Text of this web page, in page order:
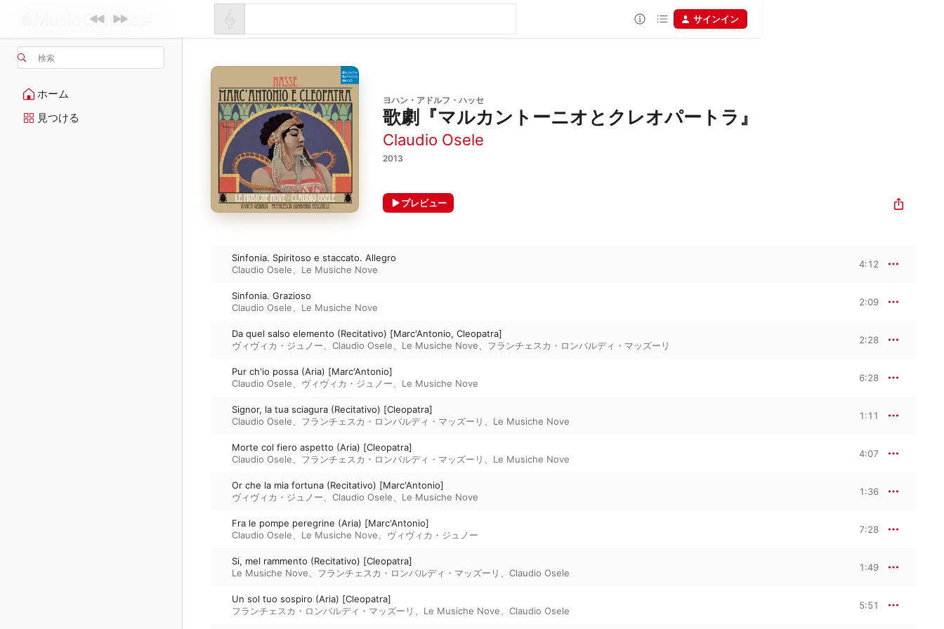
検索
ホーム
見つける
サインイン
ヨハン・アドルフ・ハッセ
歌劇『マルカントーニオとクレオパートラ』
Claudio Osele
2013
プレビュー
Sinfonia. Spiritoso e staccato. Allegro
Claudio Osele
Le Musiche Nove
4:12
Sinfonia. Grazioso
Claudio Osele
Le Musiche Nove
2:09
Da quel salso elemento (Recitativo) [Marc'Antonio, Cleopatra]
ヴィヴィカ・ジュノー
Claudio Osele Le Musiche Nove フランチェスカ・ロンバルディ・マッズーリ
2:28
Pur ch'io possa (Aria) [Marc'Antonio]
Claudio Osele
ヴィヴィカ・ジュノー Le Musiche Nove
6:28
Signor, la tua sciagura (Recitativo) [Cleopatra]
Claudio Osele
フランチェスカ・ロンバルディ・マッズーリ Le Musiche Nove
1:11
Morte col fiero aspetto (Aria) [Cleopatra]
Claudio Osele
フランチェスカ・ロンバルディ・マッズーリ Le Musiche Nove
4:07
Or che la mia fortuna (Recitativo) [Marc'Antonio]
ヴィヴィカ・ジュノー
Claudio Osele Le Musiche Nove
1:36
Fra le pompe peregrine (Aria) [Marc'Antonio]
Claudio Osele
Le Musiche Nove ヴィヴィカ・ジュノー
7:28
Si, mel rammento (Recitativo) [Cleopatra]
Le Musiche Nove
フランチェスカ・ロンバルディ・マッズーリ Claudio Osele
1:49
Un sol tuo sospiro (Aria) [Cleopatra]
フランチェスカ・ロンバルディ・マッズーリ
Le Musiche Nove Claudio Osele
5:51